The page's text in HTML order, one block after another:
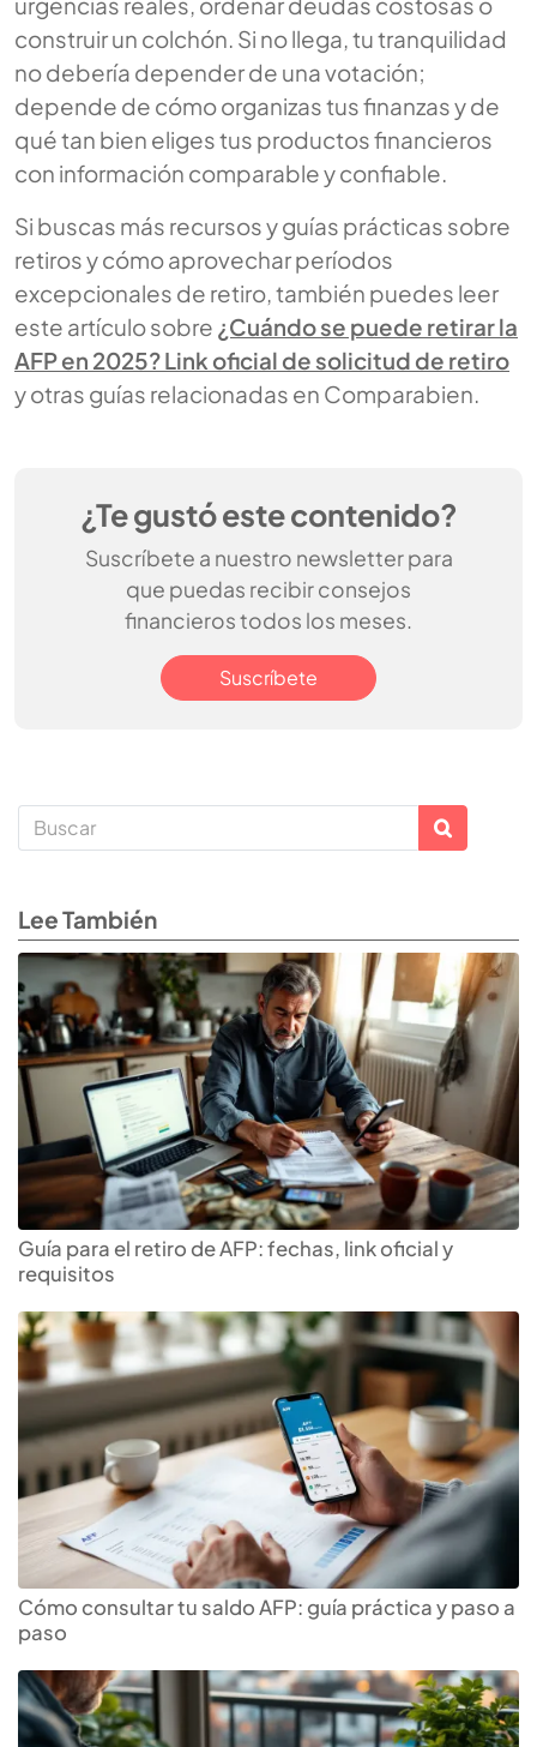
construir un colchón. Si no llega, tu tranquilidad
no debería depender de una votación;
depende de cómo organizas tus finanzas y de
qué tan bien eliges tus productos financieros
con información comparable y confiable.
Si buscas más recursos y guías prácticas sobre
retiros y cómo aprovechar períodos
excepcionales de retiro, también puedes leer
este artículo sobre ¿Cuándo se puede retirar la
AFP en 2025? Link oficial de solicitud de retiro
y otras guías relacionadas en Comparabien.
¿Te gustó este contenido?
Suscríbete a nuestro newsletter para
que puedas recibir consejos
financieros todos los meses.
Suscríbete
Lee También
Guía para el retiro de AFP: fechas, link oficial y
requisitos
Cómo consultar tu saldo AFP: guía práctica y paso a
paso